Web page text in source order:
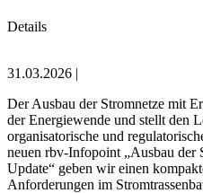
Details
31.03.2026 |
Der Ausbau der Stromnetze mit
der Energiewende und stellt den
organisatorische und
neuen rbv-Infopoint „Ausbau der
Update“ geben wir einen
Anforderungen im